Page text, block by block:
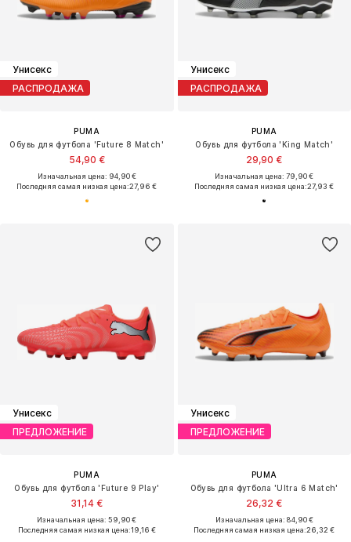
Унисекс
РАСПРОДАЖА
PUMA
Обувь для футбола 'Future 8 Match'
54,90 €
Изначальная цена: 94,90 €
Последняя самая низкая цена:27,96 €
Унисекс
РАСПРОДАЖА
PUMA
Обувь для футбола 'King Match'
29,90 €
Изначальная цена: 79,90 €
Последняя самая низкая цена:27,93 €
Унисекс
ПРЕДЛОЖЕНИЕ
PUMA
Обувь для футбола 'Future 9 Play'
31,14 €
Изначальная цена: 59,90 €
Последняя самая низкая цена:19,16 €
Унисекс
ПРЕДЛОЖЕНИЕ
PUMA
Обувь для футбола 'Ultra 6 Match'
26,32 €
Изначальная цена: 84,90 €
Последняя самая низкая цена:26,32 €